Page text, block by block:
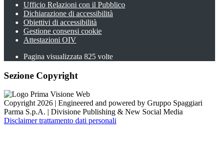
Ufficio Relazioni con il Pubblico
Dichiarazione di accessibilità
Obiettivi di accessibilità
Gestione consensi cookie
Attestazioni OIV
Pagina visualizzata 825 volte
Sezione Copyright
Copyright 2026 | Engineered and powered by Gruppo Spaggiari
Parma S.p.A. | Divisione Publishing & New Social Media
Disclaimer trattamento dati personali